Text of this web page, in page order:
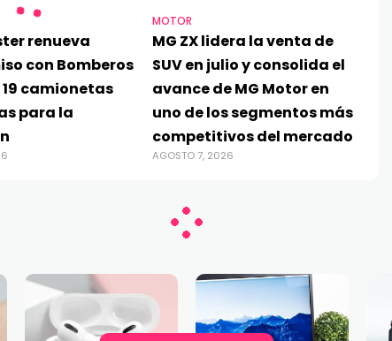
renueva
con Bomberos
camionetas
para la
MOTOR
MG ZX lidera la venta de
SUV en julio y consolida el
avance de MG Motor en
uno de los segmentos más
competitivos del mercado
AGOSTO 7, 2026